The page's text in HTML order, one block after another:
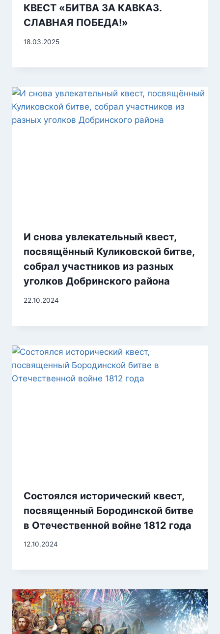
КВЕСТ «БИТВА ЗА КАВКАЗ.
СЛАВНАЯ ПОБЕДА!»
18.03.2025
И снова увлекательный квест,
посвящённый Куликовской битве,
собрал участников из разных
уголков Добринского района
22.10.2024
Состоялся исторический квест,
посвященный Бородинской битве
в Отечественной войне 1812 года
12.10.2024